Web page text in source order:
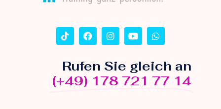
Rufen Sie gleich an
(+49) 178 721 77 14